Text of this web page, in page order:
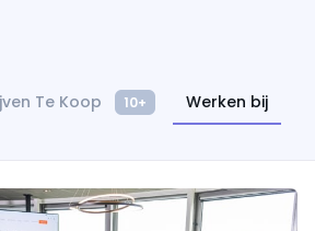
Te Koop 10+
Werken bij